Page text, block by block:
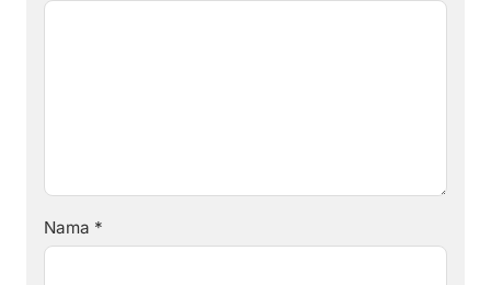
Nama *